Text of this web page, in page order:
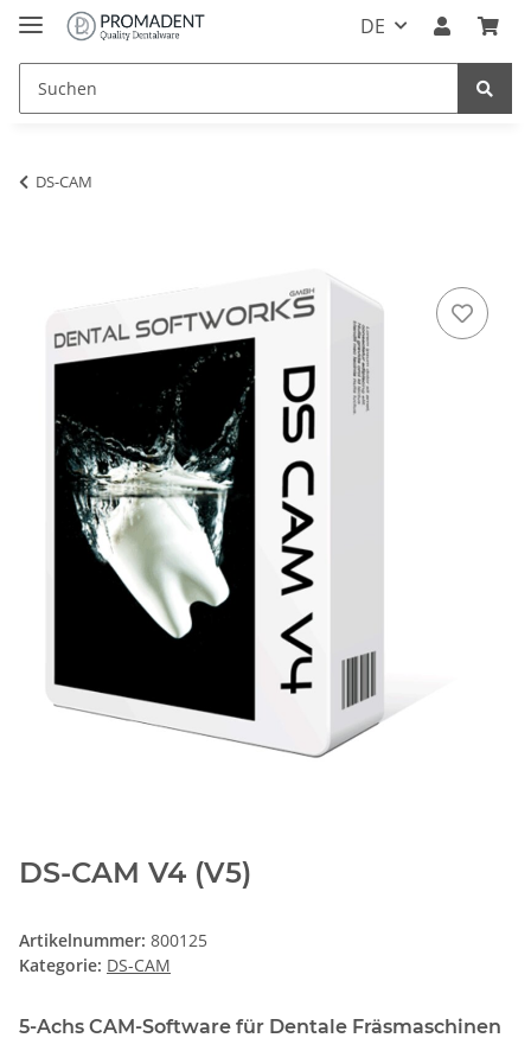
DE
DS-CAM
DS-CAM V4 (V5)
Artikelnummer: 800125
Kategorie: DS-CAM
5-Achs CAM-Software für Dentale Fräsmaschinen